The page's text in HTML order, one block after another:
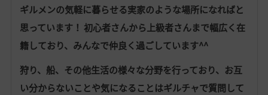
ギルメンの気軽に暮らせる実家のような場所になればと
思っています！ 初心者さんから上級者さんまで幅広く在
籍しており、みんなで仲良く過ごしています^^
狩り、船、その他生活の様々な分野を行っており、お互
い分からないことや気になることはギルチャで質問して